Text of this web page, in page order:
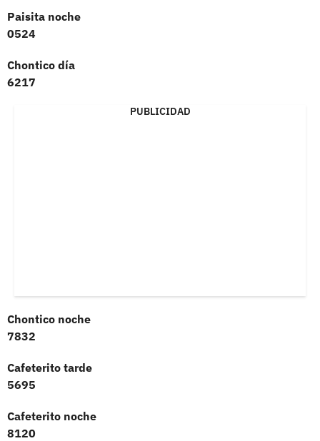
Paisita noche
0524
Chontico día
6217
PUBLICIDAD
Chontico noche
7832
Cafeterito tarde
5695
Cafeterito noche
8120